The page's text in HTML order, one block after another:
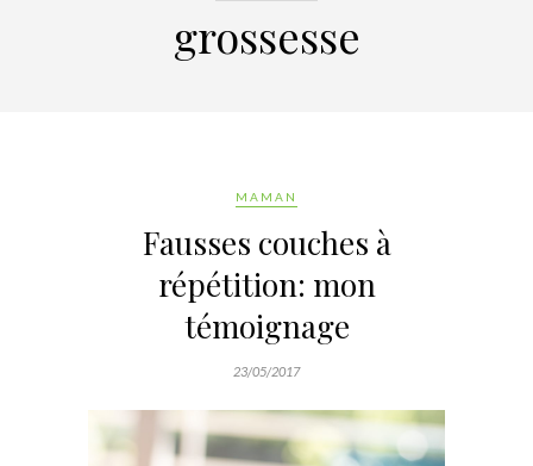
grossesse
MAMAN
Fausses couches à
répétition: mon
témoignage
23/05/2017